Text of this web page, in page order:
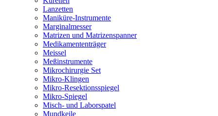
Lanzetten
Maniküre-Instrumente
Marginalmesser
Matrizen und Matrizenspanner
Medikamententräger
Meissel
Meßinstrumente
Mikrochirurgie Set
Mikro-Klingen
Mikro-Resektionsspiegel
Mikro-Spiegel
Misch- und Laborspatel
Mundkeile